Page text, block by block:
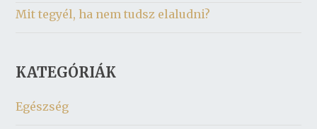
Mit tegyél, ha nem tudsz elaludni?
KATEGÓRIÁK
Egészség